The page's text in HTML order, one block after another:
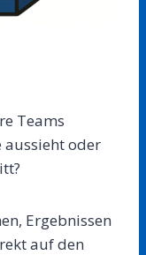
Teams
aussieht oder
Ergebnissen
auf den